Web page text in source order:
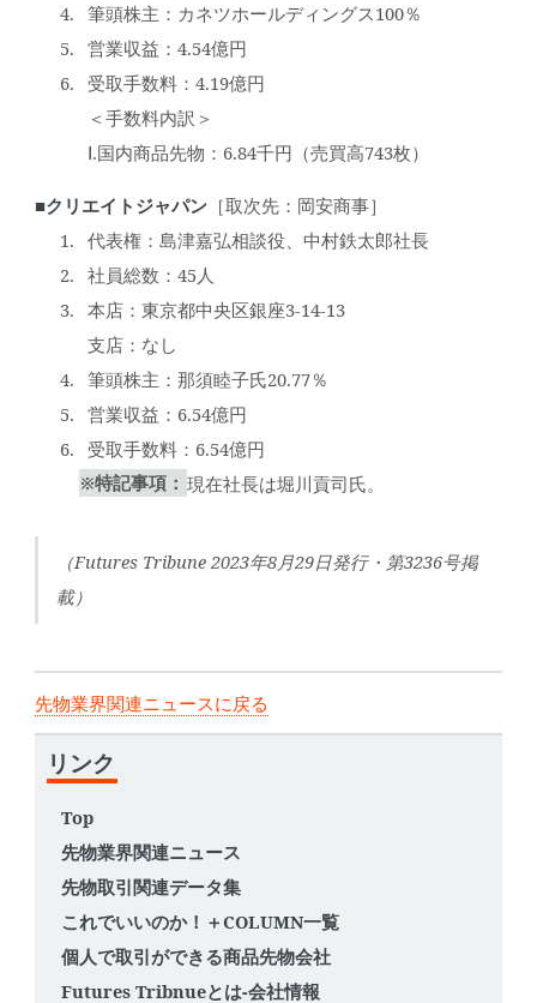
筆頭株主：カネツホールディングス100％
営業収益：4.54億円
受取手数料：4.19億円
＜手数料内訳＞
Ⅰ.国内商品先物：6.84千円（売買高743枚）
■クリエイトジャパン ［取次先：岡安商事］
代表権：島津嘉弘相談役、中村鉄太郎社長
社員総数：45人
本店：東京都中央区銀座3-14-13
支店：なし
筆頭株主：那須睦子氏20.77％
営業収益：6.54億円
受取手数料：6.54億円
※特記事項： 現在社長は堀川貢司氏。
（Futures Tribune 2023年8月29日発行・第3236号掲
載）
先物業界関連ニュースに戻る
リンク
Top
先物業界関連ニュース
先物取引関連データ集
これでいいのか！＋COLUMN一覧
個人で取引ができる商品先物会社
Futures Tribnueとは-会社情報